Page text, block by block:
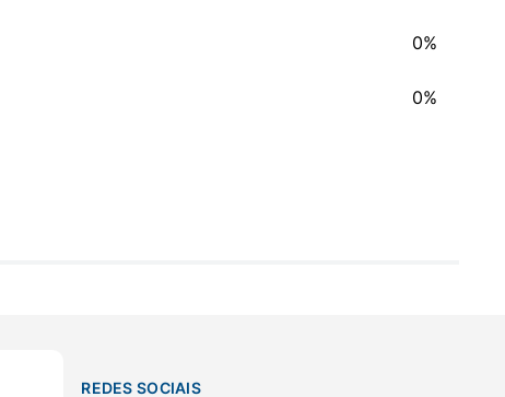
0%
0%
REDES SOCIAIS